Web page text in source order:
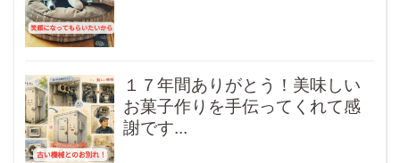
１７年間ありがとう！美味しい
お菓子作りを手伝ってくれて感
謝です...